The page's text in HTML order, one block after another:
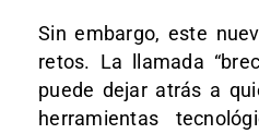
Sin embargo, este
retos. La llamada
puede dejar atrás a
herramientas